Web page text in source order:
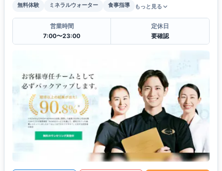
無料体験
ミネラルウォーター 食事指導 もっと見る
営業時間
7:00〜23:00
定休日
要確認